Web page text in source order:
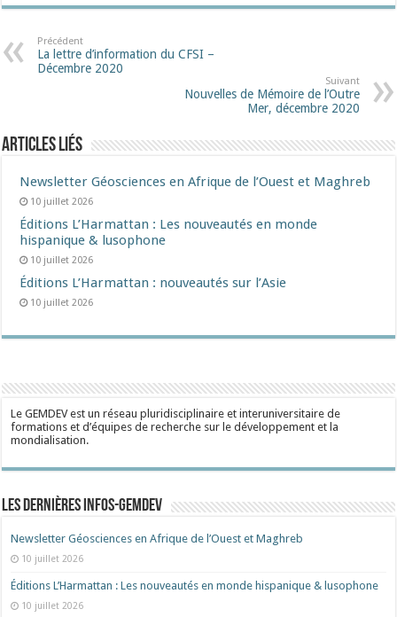
Précédent
La lettre d’information du CFSI –
Décembre 2020
Suivant
Nouvelles de Mémoire de l’Outre
Mer, décembre 2020
Articles liés
Newsletter Géosciences en Afrique de l’Ouest et Maghreb
10 juillet 2026
Éditions L’Harmattan : Les nouveautés en monde
hispanique & lusophone
10 juillet 2026
Éditions L’Harmattan : nouveautés sur l’Asie
10 juillet 2026
Le GEMDEV est un réseau pluridisciplinaire et interuniversitaire de
formations et d’équipes de recherche sur le développement et la
mondialisation.
Les dernières Infos-Gemdev
Newsletter Géosciences en Afrique de l’Ouest et Maghreb
10 juillet 2026
Éditions L’Harmattan : Les nouveautés en monde hispanique & lusophone
10 juillet 2026